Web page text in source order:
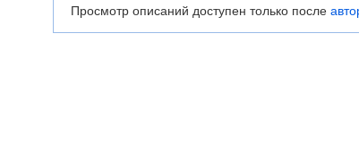
Просмотр описаний доступен только после